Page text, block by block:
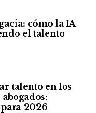
cómo la IA
el talento
talento en los
2026